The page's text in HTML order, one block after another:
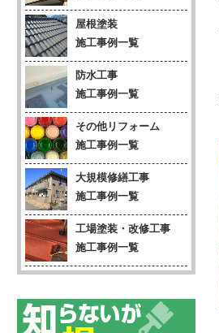
屋根塗装
施工事例一覧
防水工事
施工事例一覧
その他リフォーム
施工事例一覧
大規模修繕工事
施工事例一覧
工場塗装・改修工事
施工事例一覧